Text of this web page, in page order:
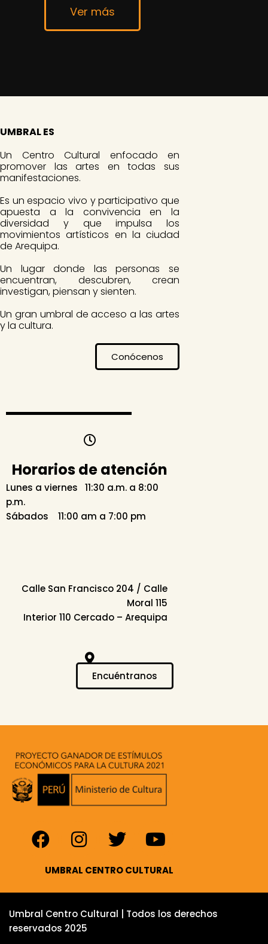
Ver más
UMBRAL ES
Un Centro Cultural enfocado en
promover las artes en todas sus
manifestaciones.
Es un espacio vivo y participativo que
apuesta a la convivencia en la
diversidad y que impulsa los
movimientos artísticos en la ciudad
de Arequipa.
Un lugar donde las personas se
encuentran, descubren, crean
investigan, piensan y sienten.
Un gran umbral de acceso a las artes
y la cultura.
Conócenos
Horarios de atención
Lunes a viernes 11:30 a.m. a 8:00
p.m.
Sábados 11:00 am a 7:00 pm
Calle San Francisco 204 / Calle
Moral 115
Interior 110 Cercado – Arequipa
Encuéntranos
UMBRAL CENTRO CULTURAL
Umbral Centro Cultural | Todos los derechos
reservados 2025